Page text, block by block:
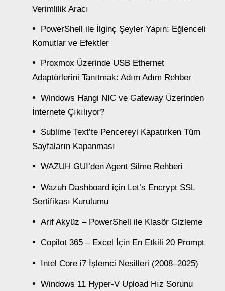
Verimlilik Aracı
PowerShell ile İlginç Şeyler Yapın: Eğlenceli
Komutlar ve Efektler
Proxmox Üzerinde USB Ethernet
Adaptörlerini Tanıtmak: Adım Adım Rehber
Windows Hangi NIC ve Gateway Üzerinden
İnternete Çıkılıyor?
Sublime Text’te Pencereyi Kapatırken Tüm
Sayfaların Kapanması
WAZUH GUI’den Agent Silme Rehberi
Wazuh Dashboard için Let’s Encrypt SSL
Sertifikası Kurulumu
Arif Akyüz – PowerShell ile Klasör Gizleme
Copilot 365 – Excel İçin En Etkili 20 Prompt
Intel Core i7 İşlemci Nesilleri (2008–2025)
Windows 11 Hyper-V Upload Hız Sorunu